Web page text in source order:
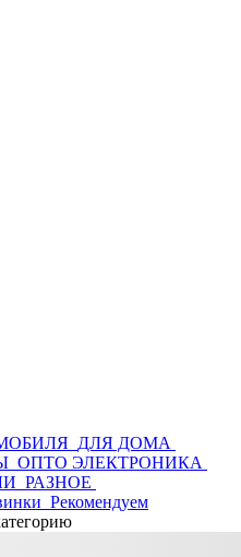
ДЛЯ ДОМА
ОПТО ЭЛЕКТРОНИКА
РАЗНОЕ
Рекомендуем